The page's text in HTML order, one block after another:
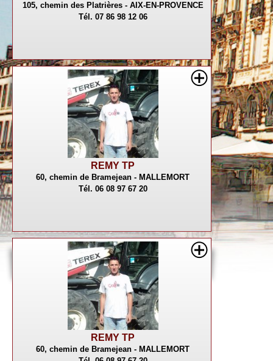
105, chemin des Platrières - AIX-EN-PROVENCE
Tél. 07 86 98 12 06
REMY TP
60, chemin de Bramejean - MALLEMORT
Tél. 06 08 97 67 20
REMY TP
60, chemin de Bramejean - MALLEMORT